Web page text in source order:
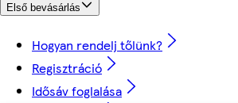
Első bevásárlás
Hogyan rendelj tőlünk?
Regisztráció
Idősáv foglalása